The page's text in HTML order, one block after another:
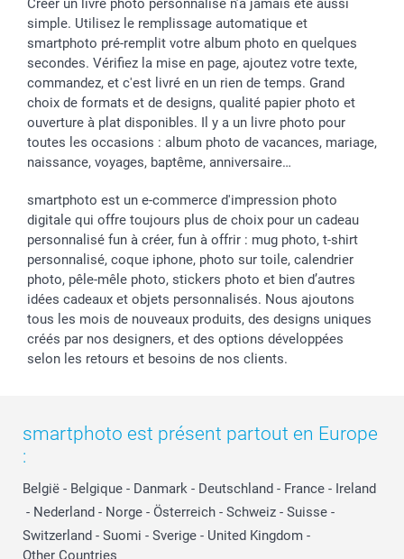
simple. Utilisez le remplissage automatique et
smartphoto pré-remplit votre album photo en quelques
secondes. Vérifiez la mise en page, ajoutez votre texte,
commandez, et c'est livré en un rien de temps. Grand
choix de formats et de designs, qualité papier photo et
ouverture à plat disponibles. Il y a un livre photo pour
toutes les occasions : album photo de vacances, mariage,
naissance, voyages, baptême, anniversaire…
smartphoto est un e-commerce d'impression photo
digitale qui offre toujours plus de choix pour un cadeau
personnalisé fun à créer, fun à offrir : mug photo, t-shirt
personnalisé, coque iphone, photo sur toile, calendrier
photo, pêle-mêle photo, stickers photo et bien d’autres
idées cadeaux et objets personnalisés. Nous ajoutons
tous les mois de nouveaux produits, des designs uniques
créés par nos designers, et des options développées
selon les retours et besoins de nos clients.
smartphoto est présent partout en Europe
:
België - Belgique - Danmark - Deutschland - France - Ireland
- Nederland - Norge - Österreich - Schweiz - Suisse -
Switzerland - Suomi - Sverige - United Kingdom -
Other Countries